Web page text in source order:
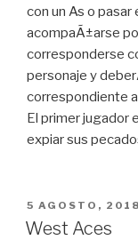
con un As o pasar
acompaÃ±arse
corresponderse
personaje y
correspondiente
El primer jugador
expiar sus
PUBLICADO
EN
5 AGOSTO, 2018
West Aces